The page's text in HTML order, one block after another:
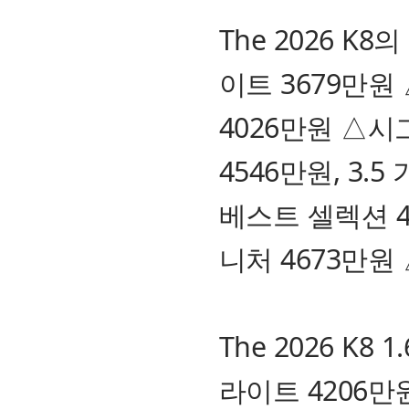
The 2026 K8
이트 3679만
4026만원 △시
4546만원, 3.5
베스트 셀렉션
니처 4673만
The 2026 K8
라이트 4206